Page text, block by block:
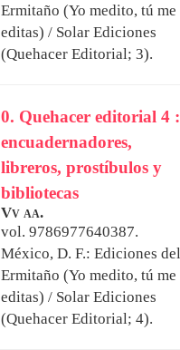
Ermitaño (Yo medito, tú me
editas) / Solar Ediciones
(Quehacer Editorial; 3).
0. Quehacer editorial 4 :
encuadernadores,
libreros, prostíbulos y
bibliotecas
Vv aa.
vol. 9786977640387.
México, D. F.: Ediciones del
Ermitaño (Yo medito, tú me
editas) / Solar Ediciones
(Quehacer Editorial; 4).